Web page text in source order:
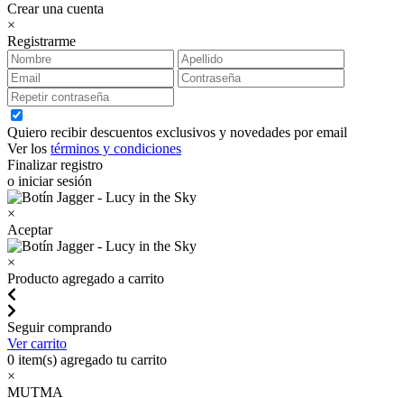
Crear una cuenta
×
Registrarme
Quiero recibir descuentos exclusivos y novedades por email
Ver los términos y condiciones
Finalizar registro
o iniciar sesión
×
Aceptar
×
Producto agregado a carrito
Seguir comprando
Ver carrito
0 item(s) agregado tu carrito
×
MUTMA